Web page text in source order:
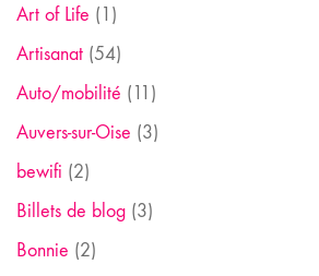
Art of Life (1)
Artisanat (54)
Auto/mobilité (11)
Auvers-sur-Oise (3)
bewifi (2)
Billets de blog (3)
Bonnie (2)